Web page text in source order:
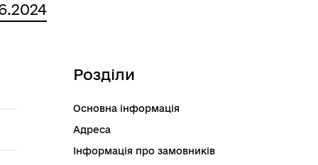
Розділи
Основна інформація
Адреса
Інформація про замовників